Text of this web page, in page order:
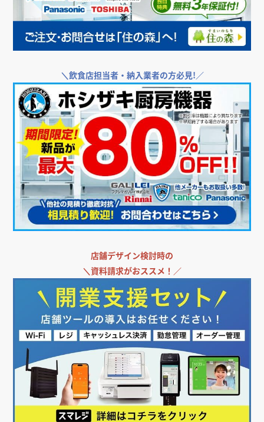
＼飲食店担当者・納入業者の方必見!／
店舗デザイン検討時の
＼資料請求がおススメ！／